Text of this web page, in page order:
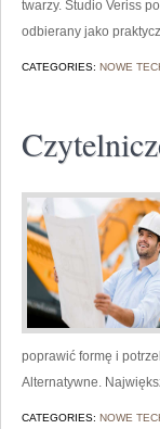
twarzy. Studio Veriss
odbierany jako
CATEGORIES: NOWE
poprawić formę i
Alternatywne.
CATEGORIES: NOWE